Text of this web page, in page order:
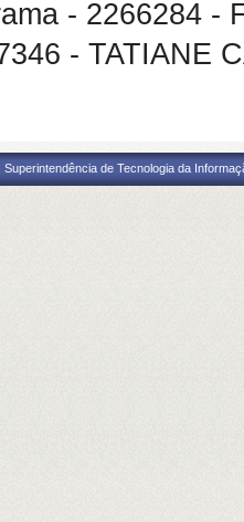
- 2266284 -
- TATIANE
Superintendência de Tecnologia da